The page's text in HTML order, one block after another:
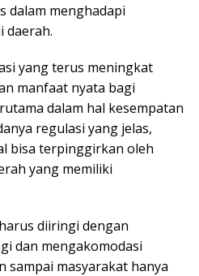
dalam menghadapi
daerah.
yang terus meningkat
manfaat nyata bagi
dalam hal kesempatan
regulasi yang jelas,
bisa terpinggirkan oleh
yang memiliki
diiringi dengan
dan mengakomodasi
sampai masyarakat hanya